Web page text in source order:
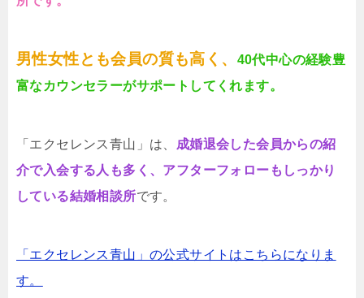
男性女性とも会員の質も高く、
40代中心の経験豊
富なカウンセラーがサポートしてくれます。
「エクセレンス青山」は、 成婚退会した会員からの紹
介で入会する人も多く、アフターフォローもしっかり
している結婚相談所です。
「エクセレンス青山」の公式サイトはこちらになりま
す。